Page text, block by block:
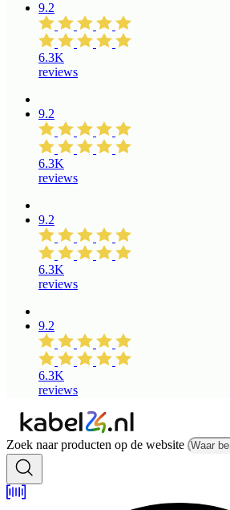
9.2
6.3K
reviews
9.2
6.3K
reviews
9.2
6.3K
reviews
9.2
6.3K
reviews
Zoek naar producten op de website